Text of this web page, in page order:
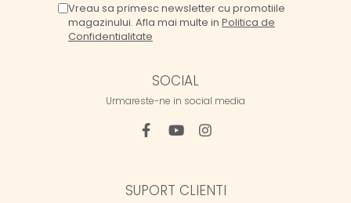
Vreau sa primesc newsletter cu promotiile
magazinului. Afla mai multe in Politica de
Confidentialitate
SOCIAL
Urmareste-ne in social media
SUPORT CLIENTI